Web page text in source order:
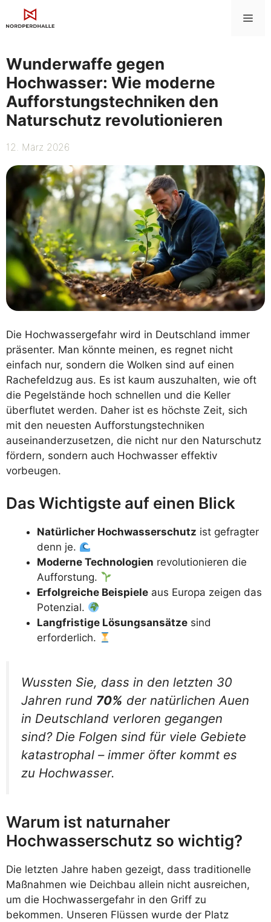
Inhalt
Wunderwaffe gegen
Hochwasser: Wie moderne
Aufforstungstechniken den
Naturschutz revolutionieren
12. März 2026
Die Hochwassergefahr wird in Deutschland immer
präsenter. Man könnte meinen, es regnet nicht
einfach nur, sondern die Wolken sind auf einen
Rachefeldzug aus. Es ist kaum auszuhalten, wie oft
die Pegelstände hoch schnellen und die Keller
überflutet werden. Daher ist es höchste Zeit, sich
mit den neuesten Aufforstungstechniken
auseinanderzusetzen, die nicht nur den Naturschutz
fördern, sondern auch Hochwasser effektiv
vorbeugen.
Das Wichtigste auf einen Blick
Natürlicher Hochwasserschutz ist gefragter
denn je.
Moderne Technologien revolutionieren die
Aufforstung.
Erfolgreiche Beispiele aus Europa zeigen das
Potenzial.
Langfristige Lösungsansätze sind
erforderlich.
Wussten Sie, dass in den letzten 30
Jahren rund 70% der natürlichen Auen
in Deutschland verloren gegangen
sind? Die Folgen sind für viele Gebiete
katastrophal – immer öfter kommt es
zu Hochwasser.
Warum ist naturnaher
Hochwasserschutz so wichtig?
Die letzten Jahre haben gezeigt, dass traditionelle
Maßnahmen wie Deichbau allein nicht ausreichen,
um die Hochwassergefahr in den Griff zu
bekommen. Unseren Flüssen wurde der Platz